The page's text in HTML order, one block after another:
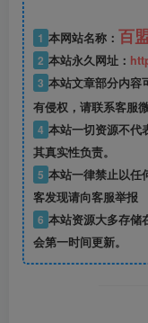
1 本网站名称： 百
2 本站永久网址：
3 本站文章部分内容
有侵权，请联系客服
4 本站一切资源不代
其真实性负责。
5 本站一律禁止以任
客发现请向客服举报
6 本站资源大多存储
会第一时间更新。